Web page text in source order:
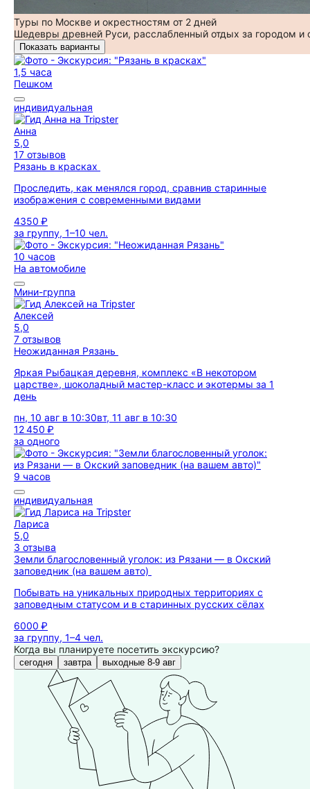
Туры по Москве и окрестностям от 2 дней
Шедевры древней Руси, расслабленный отдых за городом
Показать варианты
1,5 часа
Пешком
индивидуальная
Анна
5,0
17 отзывов
Рязань в красках
Проследить, как менялся город, сравнив старинные
изображения с современными видами
4350 ₽
за группу, 1–10 чел.
10 часов
На автомобиле
Мини-группа
Алексей
5,0
7 отзывов
Неожиданная Рязань
Яркая Рыбацкая деревня, комплекс «В некотором
царстве», шоколадный мастер-класс и экотермы за 1
день
пн, 10 авг в 10:30вт, 11 авг в 10:30
12 450 ₽
за одного
9 часов
индивидуальная
Лариса
5,0
3 отзыва
Земли благословенный уголок: из Рязани — в Окский
заповедник (на вашем авто)
Побывать на уникальных природных территориях с
заповедным статусом и в старинных русских сёлах
6000 ₽
за группу, 1–4 чел.
Когда вы планируете посетить экскурсию?
сегодня завтра выходные 8-9 авг